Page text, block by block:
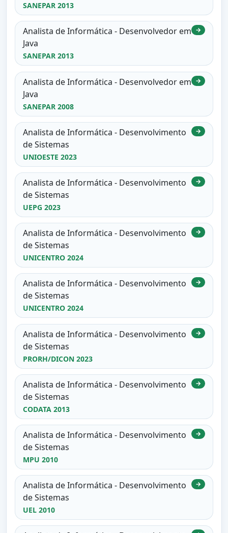
SANEPAR 2013
Analista de Informática - Desenvolvedor em
Java
SANEPAR 2013
→
Analista de Informática - Desenvolvedor em
Java
SANEPAR 2008
→
Analista de Informática - Desenvolvimento
de Sistemas
UNIOESTE 2023
→
Analista de Informática - Desenvolvimento
de Sistemas
UEPG 2023
→
Analista de Informática - Desenvolvimento
de Sistemas
UNICENTRO 2024
→
Analista de Informática - Desenvolvimento
de Sistemas
UNICENTRO 2024
→
Analista de Informática - Desenvolvimento
de Sistemas
PRORH/DICON 2023
→
Analista de Informática - Desenvolvimento
de Sistemas
CODATA 2013
→
Analista de Informática - Desenvolvimento
de Sistemas
MPU 2010
→
Analista de Informática - Desenvolvimento
de Sistemas
UEL 2010
→